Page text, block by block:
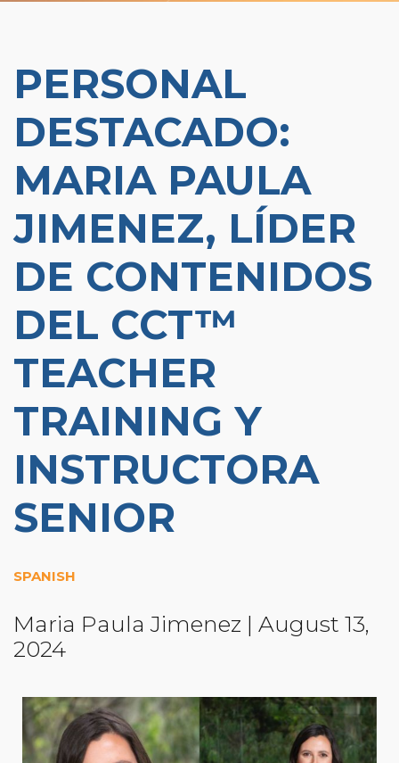
Law Enforcement & Public Safety
Blog
Free Resources
Research
Free Media
Login
Community Login
Teacher Login
Donate
PERSONAL
DESTACADO:
MARIA PAULA
JIMENEZ, LÍDER
DE CONTENIDOS
DEL CCT™
TEACHER
TRAINING Y
INSTRUCTORA
SENIOR
SPANISH
Maria Paula Jimenez | August 13,
2024